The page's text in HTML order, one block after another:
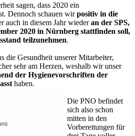
sagen, dass 2020 ein
Dennoch schauen wirpositiv in die
auch in diesem Jahr wiederan der SPS,
2020 in Nürnberg stattfinden soll,
teilzunehmen.
die Gesundheit unserer Mitarbeiter,
sehr am Herzen, weshalb wir unser
der Hygienevorschriften der
haben.
Die PNO befindet
sich also schon
mitten in den
Vorbereitungen für